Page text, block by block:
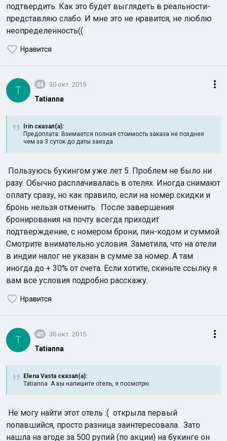
подтвердить. Как это будет выглядеть в реальности-
представляю слабо. И мне это не нравится, не люблю
неопределенность((
Нравится
T 44 30 окт. 2015
Tatianna
Irin сказал(а):
Предоплата: Взимается полная стоимость заказа не позднее
чем за 3 суток до даты заезда
Пользуюсь букингом уже лет 5. Проблем не было ни
разу. Обычно расплачивалась в отелях. Иногда снимают
оплату сразу, но как правило, если на номер скидки и
бронь нельзя отменить. После завершения
бронирования на почту всегда приходит
подтверждение, с номером брони, пин-кодом и суммой.
Смотрите внимательно условия. Заметила, что на отели
в индии налог не указан в сумме за номер. А там
иногда до + 30% от счета. Если хотите, скиньте ссылку я
вам все условия подробно расскажу.
Нравится
T 45 30 окт. 2015
Tatianna
Elena Vasta сказал(а):
Tatianna А вы напишите отель, я посмотрю
Не могу найти этот отель :( открыла первый
попавшийся, просто разница заинтересовала. Зато
нашла на агоде за 500 рупий (по акции) на букинге он